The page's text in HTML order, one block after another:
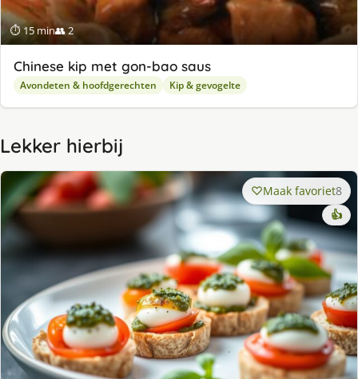
⏱ 15 min👥 2
Chinese kip met gon-bao saus
Avondeten & hoofdgerechten Kip & gevogelte
Lekker hierbij
Maak favoriet8
👍